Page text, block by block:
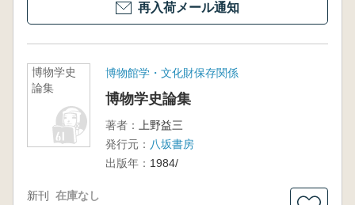
再入荷メール通知
博物学史
論集
博物館学・文化財保存関係
博物学史論集
著者：
上野益三
発行元： 八坂書房
出版年： 1984/
新刊 在庫なし